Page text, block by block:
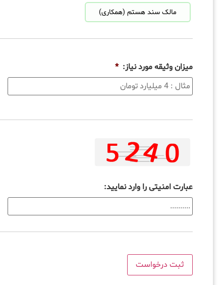
مالک سند هستم (همکاری)
میزان وثیقه مورد نیاز: *
عبارت امنیتی را وارد نمایید: